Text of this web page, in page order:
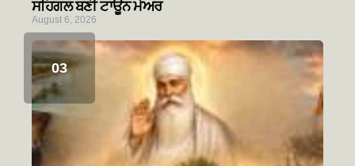
ਸਹਿਗਲ ਬਣੀ ਟਾਊਨ ਮੇਅਰ
August 6, 2026